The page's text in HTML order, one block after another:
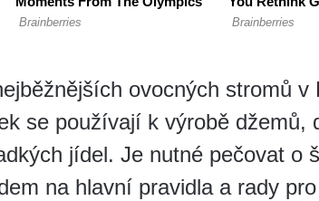
ovocných stromů v
se používají k výrobě džemů,
jídel. Je nutné pečovat o
na hlavní pravidla a rady